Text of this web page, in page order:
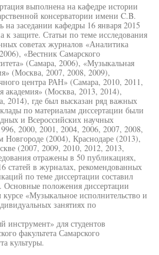
выполнена на кафедре истории
консерватории имени C.B.
на заседании кафедры 16 января 2015
к защите. Статьи по теме исследования
советах журналов «Аналитика
«Вестник Самарского
(Самара, 2006), «Музыкальная
(Москва, 2007, 2008, 2009),
центра РАН» (Самара, 2010, 2011,
академия» (Москва, 2013, 2014),
2014), где был высказан ряд важных
по материалам диссертации были
и Всероссийских научных
2000, 2001, 2004, 2006, 2007, 2008,
(2004), Краснодаре (2013),
(2007, 2009, 2010, 2012, 2013,
отражены в 50 публикациях,
статей в журналах, рекомендованных
по теме диссертации составил
Основные положения диссертации
«Музыкальное исполнительство и
занятиях по
для студентов
факультета Самарского
культуры.